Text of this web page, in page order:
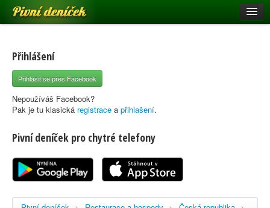
Pivní deníček
Pivní mapa
Pivní značky
Nápověda
Registrace
Přihlášení
Přihlásit se přes Facebook
Nepoužíváš Facebook?
Pak je tu klasická registrace a přihlašení.
Pivní deníček pro chytré telefony